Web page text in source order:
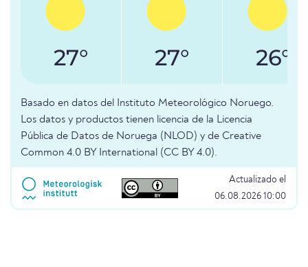
27° 27° 26°
Basado en datos del Instituto Meteorológico Noruego.
Los datos y productos tienen licencia de la Licencia
Pública de Datos de Noruega (NLOD) y de Creative
Common 4.0 BY International (CC BY 4.0).
Actualizado el
06.08.2026 10:00